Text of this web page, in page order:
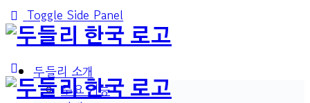
Toggle Side Panel
두들리 소개
주요 기능